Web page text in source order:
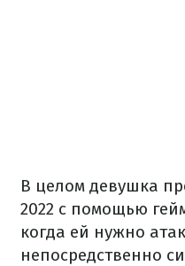
В целом девушка
2022 с помощью
когда ей нужно
непосредственно